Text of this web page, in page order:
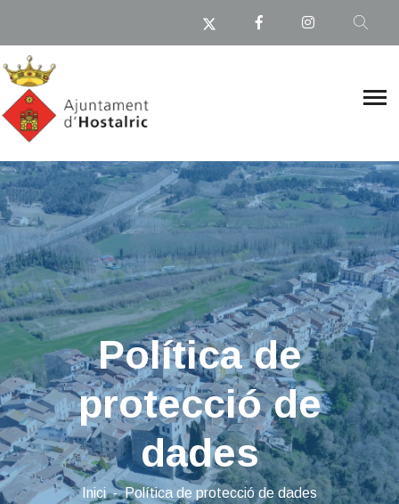
Política de
protecció de
dades
Inici Política de protecció de dades